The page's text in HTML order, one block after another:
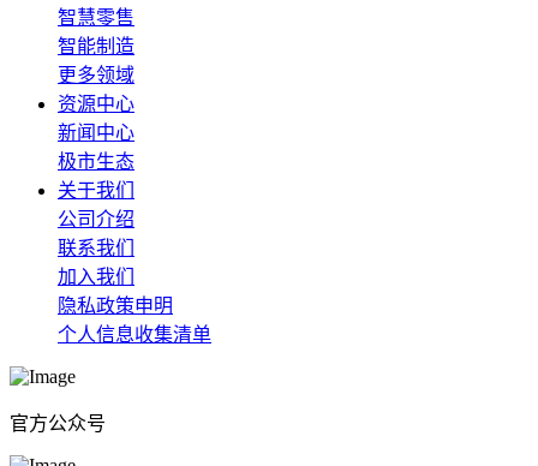
智慧零售
智能制造
更多领域
资源中心
新闻中心
极市生态
关于我们
公司介绍
联系我们
加入我们
隐私政策申明
个人信息收集清单
官方公众号